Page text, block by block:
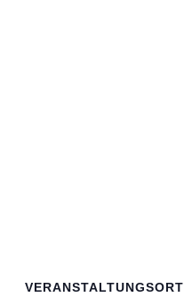
VERANSTALTUNGSORT